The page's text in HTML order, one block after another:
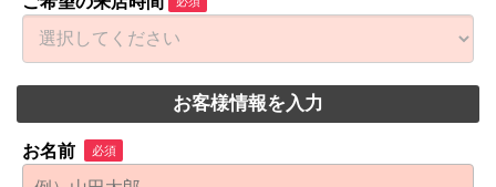
お客様情報を入力
お名前 必須